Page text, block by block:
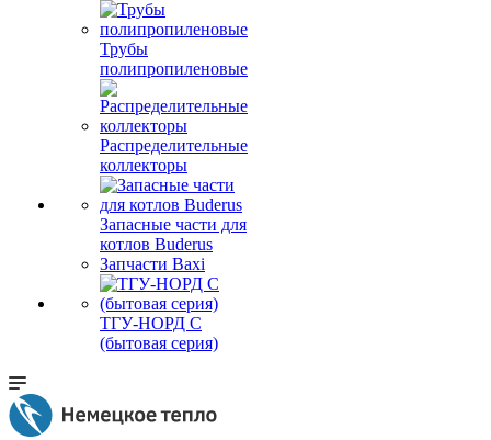
Трубы
полипропиленовые
Распределительные
коллекторы
Запасные части для
котлов Buderus
Запчасти Baxi
ТГУ-НОРД С
(бытовая серия)